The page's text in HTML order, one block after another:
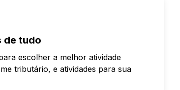
de tudo
escolher a melhor atividade
tributário, e atividades para sua